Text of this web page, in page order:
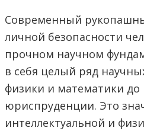
Современный
личной безопасности
прочном научном
в себя целый ряд
физики и математики до
юриспруденции. Это
интеллектуальной и